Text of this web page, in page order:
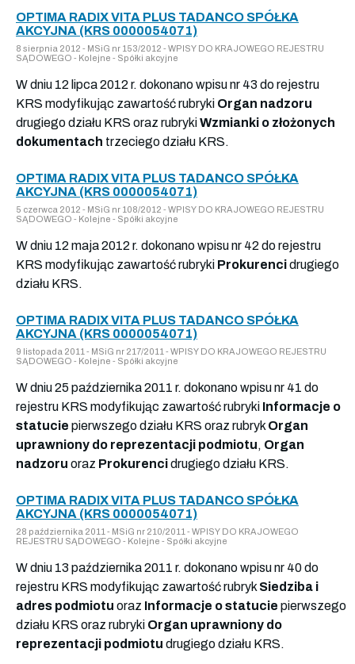
OPTIMA RADIX VITA PLUS TADANCO SPÓŁKA
AKCYJNA (KRS 0000054071)
8 sierpnia 2012 - MSiG nr 153/2012 - WPISY DO KRAJOWEGO REJESTRU
SĄDOWEGO - Kolejne - Spółki akcyjne
W dniu 12 lipca 2012 r. dokonano wpisu nr 43 do rejestru
KRS modyfikując zawartość rubryki Organ nadzoru
drugiego działu KRS oraz rubrykiWzmianki o złożonych
dokumentach trzeciego działu KRS.
OPTIMA RADIX VITA PLUS TADANCO SPÓŁKA
AKCYJNA (KRS 0000054071)
5 czerwca 2012 - MSiG nr 108/2012 - WPISY DO KRAJOWEGO REJESTRU
SĄDOWEGO - Kolejne - Spółki akcyjne
W dniu 12 maja 2012 r. dokonano wpisu nr 42 do rejestru
KRS modyfikując zawartość rubryki Prokurencidrugiego
działu KRS.
OPTIMA RADIX VITA PLUS TADANCO SPÓŁKA
AKCYJNA (KRS 0000054071)
9 listopada 2011 - MSiG nr 217/2011 - WPISY DO KRAJOWEGO REJESTRU
SĄDOWEGO - Kolejne - Spółki akcyjne
W dniu 25 października 2011 r. dokonano wpisu nr 41 do
rejestru KRS modyfikując zawartość rubryki Informacje o
statucie pierwszego działu KRS oraz rubryk Organ
uprawniony do reprezentacji podmiotu, Organ
nadzoru oraz Prokurencidrugiego działu KRS.
OPTIMA RADIX VITA PLUS TADANCO SPÓŁKA
AKCYJNA (KRS 0000054071)
28 października 2011 - MSiG nr 210/2011 - WPISY DO KRAJOWEGO
REJESTRU SĄDOWEGO - Kolejne - Spółki akcyjne
W dniu 13 października 2011 r. dokonano wpisu nr 40 do
rejestru KRS modyfikując zawartość rubryk Siedziba i
adres podmiotu oraz Informacje o statucie pierwszego
działu KRS oraz rubryki Organ uprawniony do
reprezentacji podmiotu drugiego działu KRS.